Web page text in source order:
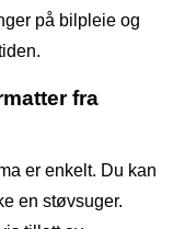
på bilpleie og
fra
er enkelt. Du kan
en støvsuger.